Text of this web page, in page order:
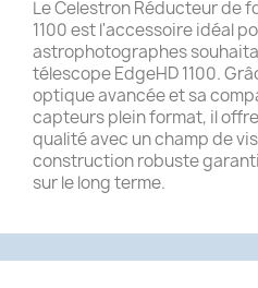
Le Celestron Réducteur de
1100 est l'accessoire idéal
astrophotographes
télescope EdgeHD 1100.
optique avancée et sa
capteurs plein format, il
qualité avec un champ de
construction robuste
sur le long terme.